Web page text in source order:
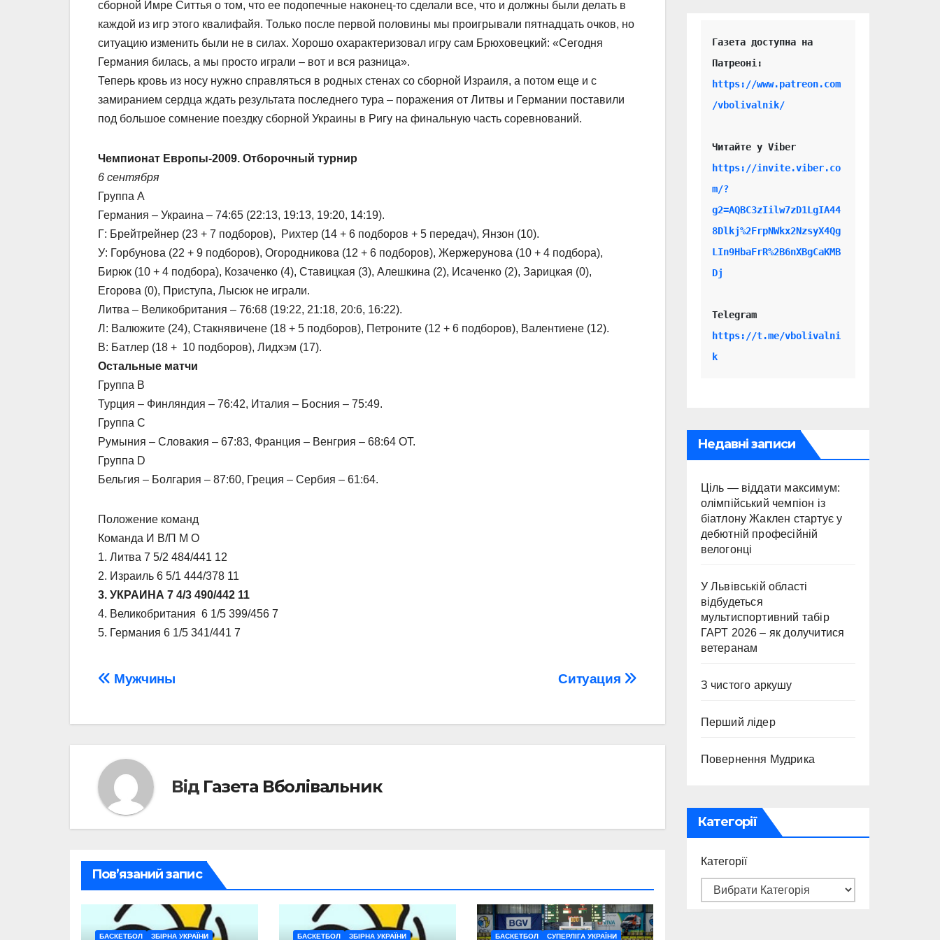
сборной Имре Ситтья о том, что ее подопечные наконец-то сделали все, что и должны были делать в
каждой из игр этого квалифайя. Только после первой половины мы проигрывали пятнадцать очков, но
ситуацию изменить были не в силах. Хорошо охарактеризовал игру сам Брюховецкий: «Сегодня
Германия билась, а мы просто играли – вот и вся разница».
Теперь кровь из носу нужно справляться в родных стенах со сборной Израиля, а потом еще и с
замиранием сердца ждать результата последнего тура – поражения от Литвы и Германии поставили
под большое сомнение поездку сборной Украины в Ригу на финальную часть соревнований.
Чемпионат Европы-2009. Отборочный турнир
6 сентября
Группа А
Германия – Украина – 74:65 (22:13, 19:13, 19:20, 14:19).
Г: Брейтрейнер (23 + 7 подборов), Рихтер (14 + 6 подборов + 5 передач), Янзон (10).
У: Горбунова (22 + 9 подборов), Огородникова (12 + 6 подборов), Жержерунова (10 + 4 подбора),
Бирюк (10 + 4 подбора), Козаченко (4), Ставицкая (3), Алешкина (2), Исаченко (2), Зарицкая (0),
Егорова (0), Приступа, Лысюк не играли.
Литва – Великобритания – 76:68 (19:22, 21:18, 20:6, 16:22).
Л: Валюжите (24), Стакнявичене (18 + 5 подборов), Петроните (12 + 6 подборов), Валентиене (12).
В: Батлер (18 + 10 подборов), Лидхэм (17).
Остальные матчи
Группа В
Турция – Финляндия – 76:42, Италия – Босния – 75:49.
Группа С
Румыния – Словакия – 67:83, Франция – Венгрия – 68:64 ОТ.
Группа D
Бельгия – Болгария – 87:60, Греция – Сербия – 61:64.
Положение команд
Команда И В/П М О
1. Литва 7 5/2 484/441 12
2. Израиль 6 5/1 444/378 11
3. УКРАИНА 7 4/3 490/442 11
4. Великобритания 6 1/5 399/456 7
5. Германия 6 1/5 341/441 7
Навігація
Ситуация
Мужчины
Від Газета Вболівальник
Пов’язаний запис
БАСКЕТБОЛ ЗБІРНА УКРАЇНИ БАСКЕТБОЛ ЗБІРНА УКРАЇНИ БАСКЕТБОЛ СУПЕРЛІГА УКРАЇНИ
Газета доступна на
https://www.patreon.com
/vbolivalnik/
Читайте у Viber
https://invite.viber.co
m/?
g2=AQBC3zIilw7zD1LgIA44
8Dlkj%2FrpNWkx2NzsyX4Qg
LIn9HbaFrR%2B6nXBgCaKMB
Dj
Telegram
https://t.me/vbolivalni
k
Недавні записи
Ціль — віддати максимум:
олімпійський чемпіон із
біатлону Жаклен стартує у
дебютній професійній
велогонці
У Львівській області
відбудеться
мультиспортивний табір
ГАРТ 2026 – як долучитися
ветеранам
З чистого аркушу
Перший лідер
Повернення Мудрика
Категорії
Категорії